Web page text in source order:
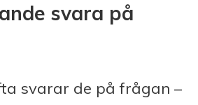
svara på
svarar de på frågan –